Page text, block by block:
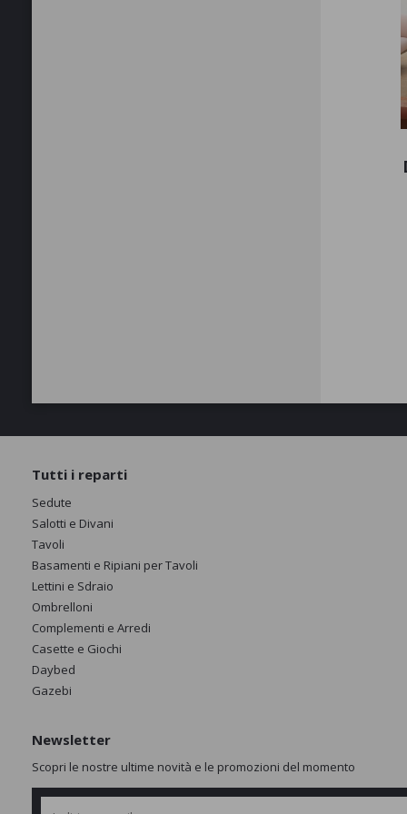
Tutti i reparti
Sedute
Salotti e Divani
Tavoli
Basamenti e Ripiani per Tavoli
Lettini e Sdraio
Ombrelloni
Complementi e Arredi
Casette e Giochi
Daybed
Gazebi
Newsletter
Scopri le nostre ultime novità e le promozioni del momento